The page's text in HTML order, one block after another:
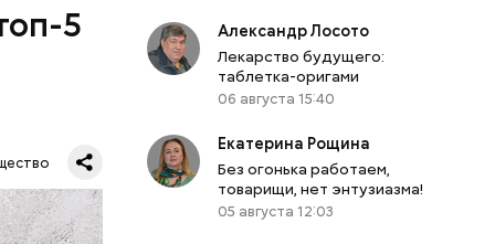
5
Александр Лосото
Лекарство будущего:
таблетка-оригами
06 августа 15:40
Екатерина Рощина
Без огонька работаем,
товарищи, нет энтузиазма!
05 августа 12:03